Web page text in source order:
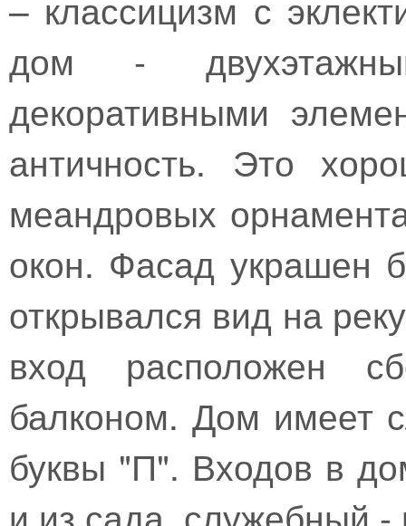
дом -
декоративными
античность. Это
меандровых
окон. Фасад украшен
открывался вид на
вход расположен
балконом. Дом имеет
буквы "П". Входов в